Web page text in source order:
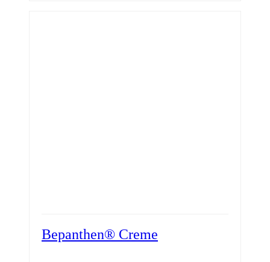
Bepanthen® Creme